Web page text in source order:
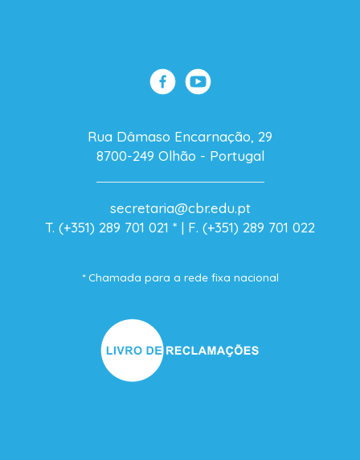
Rua Dâmaso Encarnação, 29
8700-249 Olhão - Portugal
secretaria@cbr.edu.pt
T. (+351) 289 701 021 * | F. (+351) 289 701 022
* Chamada para a rede fixa nacional